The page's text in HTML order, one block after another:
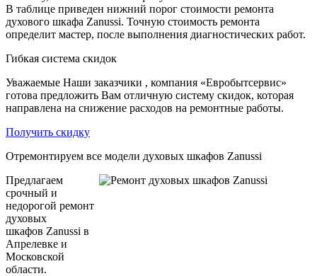
В таблице приведен нижний порог стоимости ремонта
духового шкафа Zanussi. Точную стоимость ремонта
определит мастер, после выполнения диагностических работ.
Гибкая система скидок
Уважаемые Наши заказчики , компания «Евробытсервис»
готова предложить Вам отличную систему скидок, которая
направлена на снижение расходов на ремонтные работы.
Получить скидку
Отремонтируем все модели духовых шкафов Zanussi
Предлагаем
срочный и
недорогой ремонт
духовых
шкафов Zanussi в
Апрелевке и
Московской
области.